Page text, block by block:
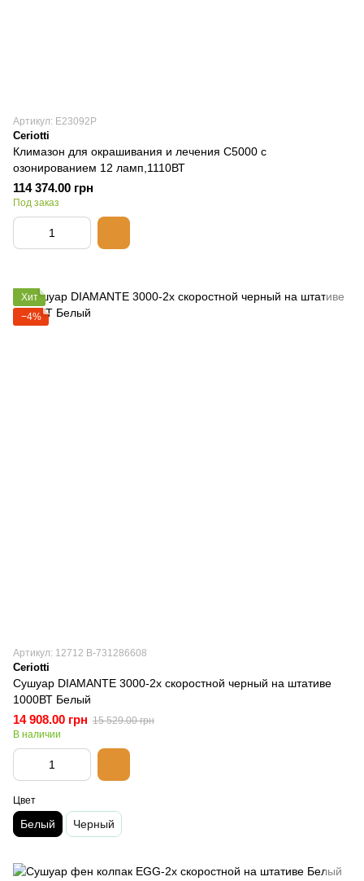
Артикул: Е23092Р
Ceriotti
Климазон для окрашивания и лечения C5000 с
озонированием 12 ламп,1110ВТ
114 374.00 грн
Под заказ
Хит
−4%
Артикул: 12712 B-731286608
Ceriotti
Сушуар DIAMANTE 3000-2х скоростной черный на штативе
1000ВТ Белый
14 908.00 грн 15 529.00 грн
В наличии
Цвет
Белый Черный